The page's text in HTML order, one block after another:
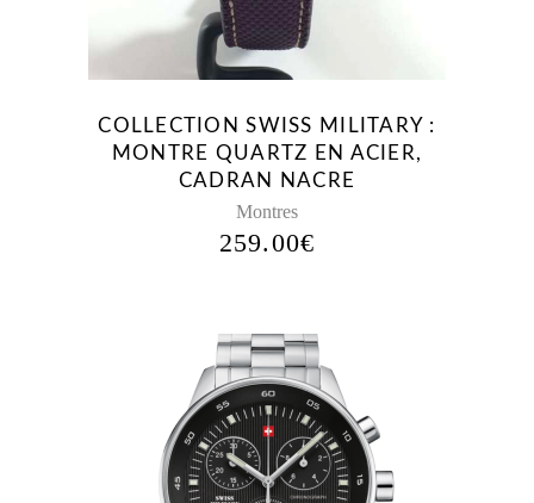
COLLECTION SWISS MILITARY :
MONTRE QUARTZ EN ACIER,
CADRAN NACRE
Montres
259.00€